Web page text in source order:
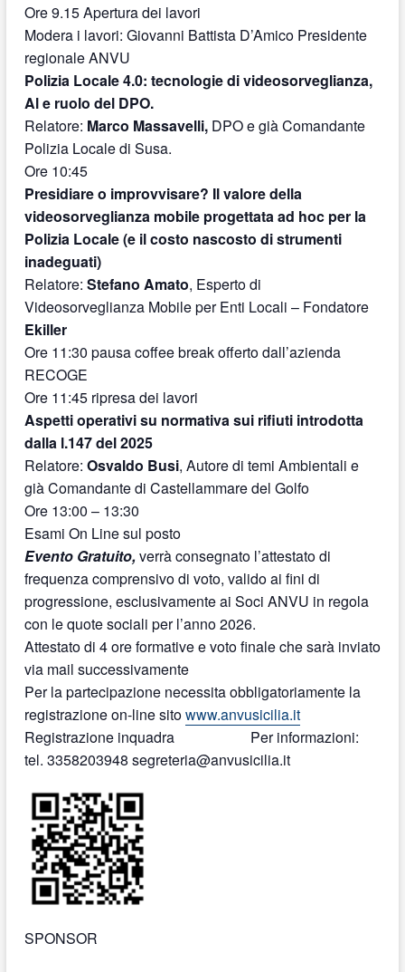
Ore 9.15 Apertura dei lavori
Modera i lavori: Giovanni Battista D’Amico Presidente
regionale ANVU
Polizia Locale 4.0: tecnologie di videosorveglianza,
Al e ruolo del DPO.
Relatore: Marco Massavelli, DPO e già Comandante
Polizia Locale di Susa.
Ore 10:45
Presidiare o improvvisare? Il valore della
videosorveglianza mobile progettata ad hoc per la
Polizia Locale (e il costo nascosto di strumenti
inadeguati)
Relatore: Stefano Amato, Esperto di
Videosorveglianza Mobile per Enti Locali – Fondatore
Ekiller
Ore 11:30 pausa coffee break offerto dall’azienda
RECOGE
Ore 11:45 ripresa dei lavori
Aspetti operativi su normativa sui rifiuti introdotta
dalla l.147 del 2025
Relatore: Osvaldo Busi, Autore di temi Ambientali e
già Comandante di Castellammare del Golfo
Ore 13:00 – 13:30
Esami On Line sul posto
Evento Gratuito,verrà consegnato l’attestato di
frequenza comprensivo di voto, valido ai fini di
progressione, esclusivamente ai Soci ANVU in regola
con le quote sociali per l’anno 2026.
Attestato di 4 ore formative e voto finale che sarà inviato
via mail successivamente
Per la partecipazione necessita obbligatoriamente la
registrazione on-line sitowww.anvusicilia.it
Registrazione inquadra Per informazioni:
tel. 3358203948 segreteria@anvusicilia.it
SPONSOR